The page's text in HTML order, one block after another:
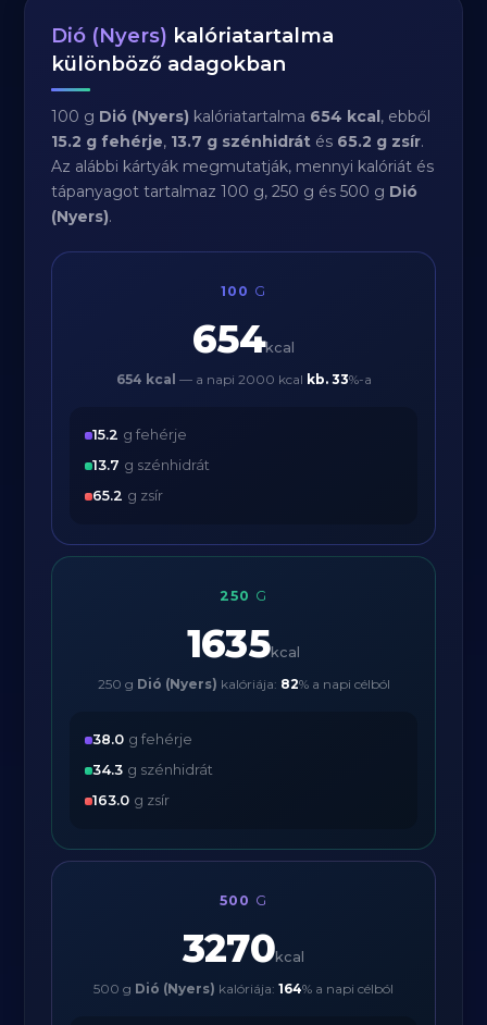
Dió (Nyers) kalóriatartalma
különböző adagokban
100 g Dió (Nyers) kalóriatartalma 654 kcal, ebből
15.2 g fehérje, 13.7 g szénhidrát és 65.2 g zsír.
Az alábbi kártyák megmutatják, mennyi kalóriát és
tápanyagot tartalmaz 100 g, 250 g és 500 g Dió
(Nyers).
100 G
654kcal
654 kcal — a napi 2000 kcal kb. 33%-a
15.2 g fehérje
13.7 g szénhidrát
65.2 g zsír
250 G
1635kcal
250 g Dió (Nyers) kalóriája: 82% a napi célból
38.0 g fehérje
34.3 g szénhidrát
163.0 g zsír
500 G
3270kcal
500 g Dió (Nyers) kalóriája: 164% a napi célból